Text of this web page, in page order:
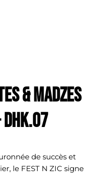
& MADZES
DHK.07
de succès et
le FEST N ZIC signe